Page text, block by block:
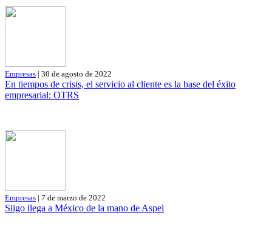
Empresas | 30 de agosto de 2022
En tiempos de crisis, el servicio al cliente es la base del éxito
empresarial: OTRS
Empresas | 7 de marzo de 2022
Siigo llega a México de la mano de Aspel